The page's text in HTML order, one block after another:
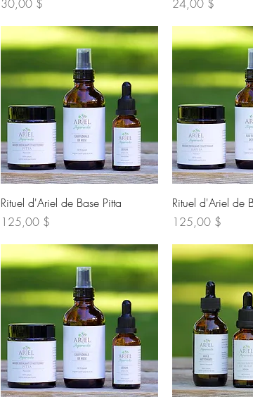
30,00 $ 24,00 $
Aperçu rapide
Rituel d'Ariel de Base Pitta
Prix
125,00 $
Rituel d'Ariel de
Prix
125,00 $